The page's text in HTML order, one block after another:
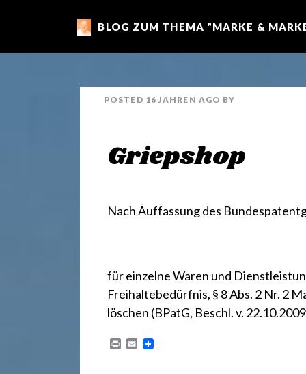
m
a
BLOG ZUM THEMA "MARKE &
POSTED 16 JAHREN AGO BY
Griepshop
Nach Auffassung des
für einzelne Waren und
Freihaltebedürfnis, § 8 Abs. 2 Nr. 2
löschen (BPatG, Beschl. v.
E